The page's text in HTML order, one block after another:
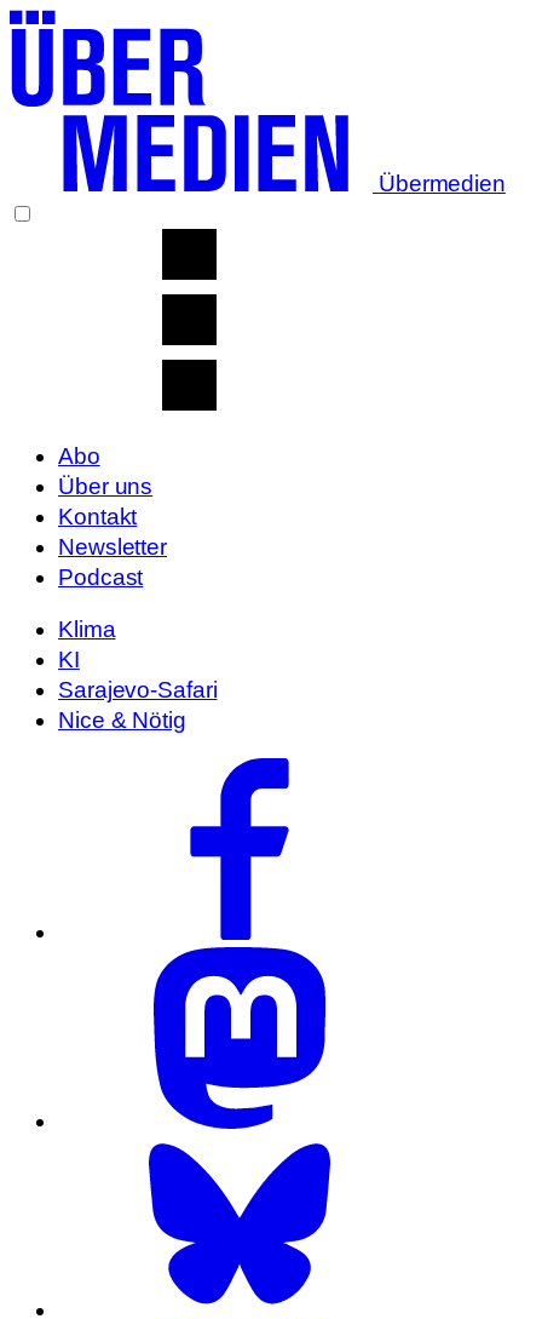
Übermedien
Abo
Über uns
Kontakt
Newsletter
Podcast
Klima
KI
Sarajevo-Safari
Nice & Nötig